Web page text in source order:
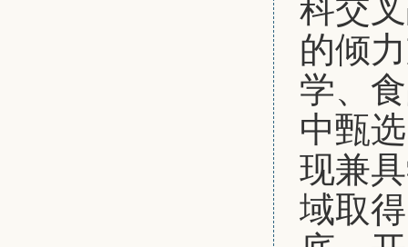
的倾
学、
中甄
现兼
域取